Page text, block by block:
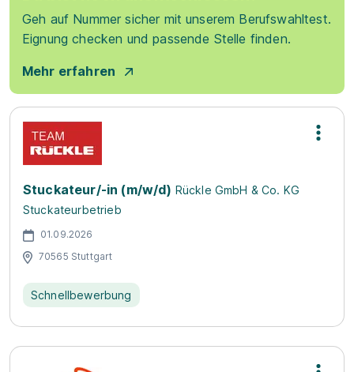
Geh auf Nummer sicher mit unserem Berufswahltest.
Eignung checken und passende Stelle finden.
Mehr erfahren
Stuckateur/-in (m/w/d) Rückle GmbH & Co. KG
Stuckateurbetrieb
01.09.2026
70565 Stuttgart
Schnellbewerbung